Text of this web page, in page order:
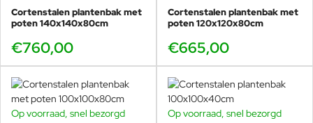
Cortenstalen plantenbak met
poten 140x140x80cm
€760,00
Cortenstalen plantenbak met
poten 120x120x80cm
€665,00
Op voorraad, snel bezorgd Op voorraad, snel bezorgd